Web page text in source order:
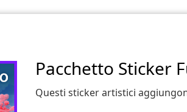
Pacchetto Sticker
Questi sticker artistici